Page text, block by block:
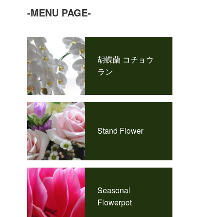
-MENU PAGE-
胡蝶蘭 コチョウ
ラン
Stand Flower
Seasonal
Flowerpot